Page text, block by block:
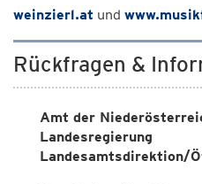
weinzierl.at und
Rückfragen &
Amt der
Landesregierung
Landesamtsdirektion/